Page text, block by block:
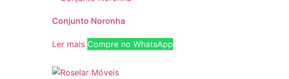
Conjunto Noronha
Ler mais Compre no WhatsApp